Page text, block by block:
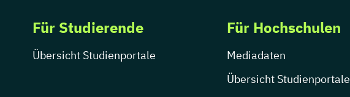
Für Studierende
Übersicht Studienportale
Für Hochschulen
Mediadaten
Übersicht Studienportale